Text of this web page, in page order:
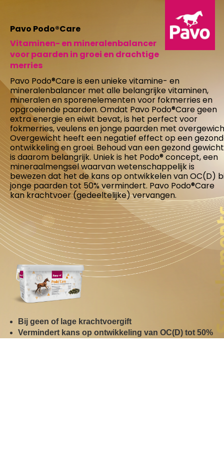
Pavo Podo®Care
Vitaminen- en mineralenbalancer
voor paarden in groei en drachtige
merries
Pavo Podo®Care is een unieke vitamine- en
mineralenbalancer met alle belangrijke vitaminen,
mineralen en sporenelementen voor fokmerries en
opgroeiende paarden. Omdat Pavo Podo®Care geen
extra energie en eiwit bevat, is het perfect voor
fokmerries, veulens en jonge paarden met
Overgewicht heeft een negatief effect op een
ontwikkeling en groei. Behoud van een gezond gewicht
is daarom belangrijk. Uniek is het Podo® concept, een
mineraalmengsel waarvan wetenschappelijk is
bewezen dat het de kans op ontwikkelen van OC(D)
jonge paarden tot 50% vermindert. Pavo Podo®Care
kan krachtvoer (gedeeltelijke) vervangen.
Bij geen of lage krachtvoergift
Vermindert kans op ontwikkeling van OC(D) tot 50%